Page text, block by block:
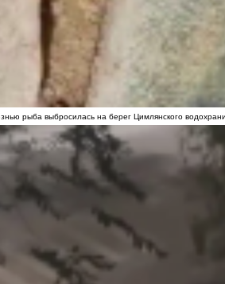
рыба выбросилась на берег Цимлянского